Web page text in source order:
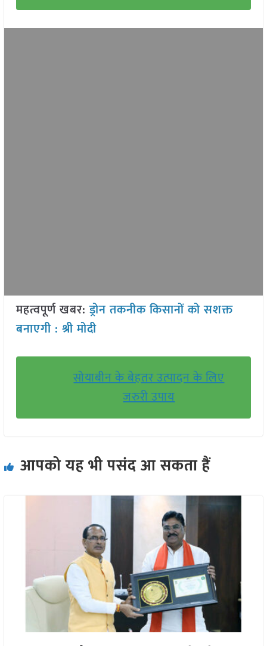
महत्वपूर्ण खबर:ड्रोन तकनीक किसानों को सशक्त
बनाएगी : श्री मोदी
सोयाबीन के बेहतर उत्पादन के लिए
जरुरी उपाय
आपको यह भी पसंद आ सकता हैं